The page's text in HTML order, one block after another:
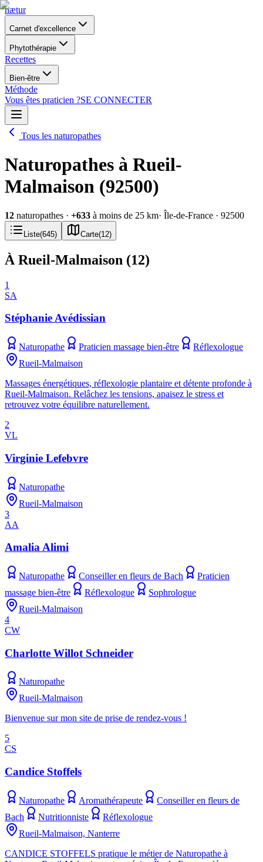
nætur
Carnet d'excellence
Phytothérapie
Recettes
Bien-être
Méthode
Vous êtes praticien ?SE CONNECTER
Tous les naturopathes
Naturopathes à Rueil-
Malmaison (92500)
12 naturopathes · +633 à moins de 25 km· Île-de-France · 92500
Liste(645) Carte(12)
À Rueil-Malmaison (12)
1
SA
Stéphanie Avédissian
Naturopathe Praticien massage bien-être
Réflexologue
Rueil-Malmaison
Massages énergétiques, réflexologie plantaire et détente profonde à
Rueil-Malmaison. Relâchez les tensions, apaisez le stress et
retrouvez votre équilibre naturellement.
2
VL
Virginie Lefebvre
Naturopathe
Rueil-Malmaison
3
AA
Amalia Alimi
Naturopathe Conseiller en fleurs de Bach
Praticien
massage bien-être
Réflexologue
Sophrologue
Rueil-Malmaison
4
CW
Charlotte Willot Schneider
Naturopathe
Rueil-Malmaison
Bienvenue sur mon site de prise de rendez-vous !
5
CS
Candice Stoffels
Naturopathe Aromathérapeute
Conseiller en fleurs de
Bach
Nutritionniste
Réflexologue
Rueil-Malmaison, Nanterre
CANDICE STOFFELS pratique le métier de Naturopathe à